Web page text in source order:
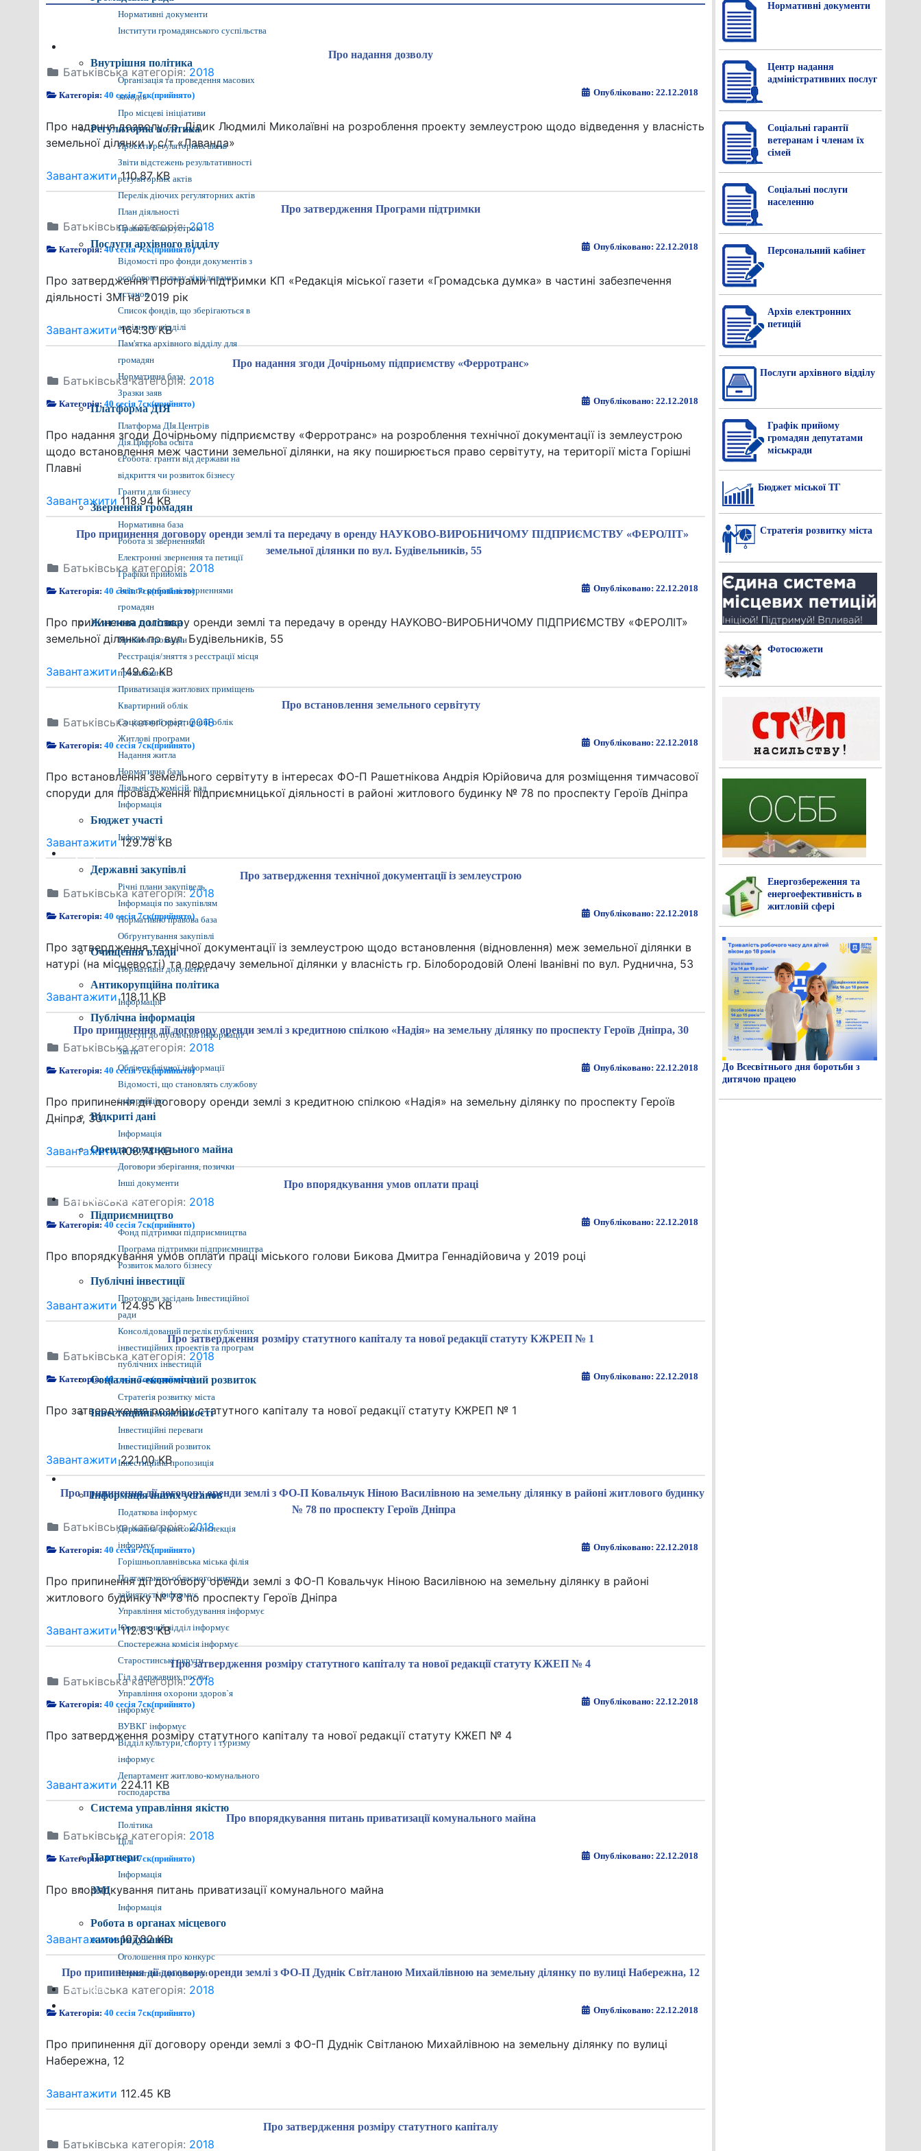
Нормативні документи
Інститути громадянського суспільства
Внутрішня політика
Організація та проведення масових
заходів
Про місцеві ініціативи
Регуляторна політика
Проєкти регуляторних актів
Звіти відстежень результативності
регуляторних актів
Перелік діючих регуляторних актів
План діяльності
Правила благоустрою
Послуги архівного відділу
Відомості про фонди документів з
особового складу ліквідованих
установ
Список фондів, що зберігаються в
архівному відділі
Пам'ятка архівного відділу для
громадян
Нормативна база
Зразки заяв
Платформа ДІЯ
Платформа ДІя.Центрів
Дія.Цифрова освіта
єРобота: гранти від держави на
відкриття чи розвиток бізнесу
Гранти для бізнесу
Звернення громадян
Нормативна база
Робота зі зверненнями
Електронні звернення та петиції
Графіки прийомів
Звіт по роботі зі зверненнями
громадян
Житлова політика
Прийом громадян
Реєстрація/зняття з реєстрації місця
проживання
Приватизація житлових приміщень
Квартирний облік
Соціальний квартирний облік
Житлові програми
Надання житла
Нормативна база
Діяльність комісій, рад
Інформація
Бюджет участі
Інформація
Державні закупівлі
Річні плани закупівель
Інформація по закупівлям
Нормативно правова база
Обґрунтування закупівлі
Очищення влади
Нормативні документи
Антикорупційна політика
Інформація
Публічна інформація
Доступ до публічної інформації
Звіти
Облік публічної інформації
Відомості, що становлять службову
інформацію
Відкриті дані
Інформація
Оренда комунального майна
Договори зберігання, позички
Інші документи
Економіка міста
Підприємництво
Фонд підтримки підприємництва
Програма підтримки підприємництва
Розвиток малого бізнесу
Публічні інвестиції
Протоколи засідань Інвестиційної
ради
Консолідований перелік публічних
інвестиційних проектів та програм
публічних інвестицій
Соціально-економічний розвиток
Стратегія розвитку міста
Інвестиційні можливості
Інвестиційні переваги
Інвестиційний розвиток
Інвестиційна пропозиція
Інформація інших установ
Податкова інформує
Державна фінансова інспекція
інформує
Горішньоплавнівська міська філія
Полтавського обласного центру
зайнятості інформує
Управління містобудування інформує
Юридичний відділ інформує
Спостережна комісія інформує
Старостинські округи
Гід з державних послуг
Управління охорони здоров`я
інформує
ВУВКГ інформує
Відділ культури, спорту і туризму
інформує
Департамент житлово-комунального
господарства
Система управління якістю
Політика
Цілі
Партнери
Інформація
ЗМІ
Інформація
Робота в органах місцевого
самоврядування
Оголошення про конкурс
Нормативні документи
Контакти
Про надання дозволу
Батьківська категорія: 2018
Категорія:40 сесія 7ск(прийнято) Опубліковано: 22.12.2018
Про надання дозволу гр. Дідик Людмилі Миколаївні на розроблення проекту землеустрою щодо відведення у власність
земельної ділянки у с/т «Лаванда»
Завантажити110.87 KB
Про затвердження Програми підтримки
Батьківська категорія:2018
Категорія:40 сесія 7ск(прийнято) Опубліковано: 22.12.2018
Про затвердження Програми підтримки КП «Редакція міської газети «Громадська думка» в частині забезпечення
діяльності ЗМІ на 2019 рік
Завантажити164.30 KB
Про надання згоди Дочірньому підприємству «Ферротранс»
Батьківська категорія: 2018
Категорія:40 сесія 7ск(прийнято) Опубліковано: 22.12.2018
Про надання згоди Дочірньому підприємству «Ферротранс» на розроблення технічної документації із землеустрою
щодо встановлення меж частини земельної ділянки, на яку поширюється право сервітуту, на території міста Горішні
Плавні
Завантажити 118.94 KB
Про припинення договору оренди землі та передачу в оренду НАУКОВО-ВИРОБНИЧОМУ ПІДПРИЄМСТВУ «ФЕРОЛІТ»
земельної ділянки по вул. Будівельників, 55
Батьківська категорія: 2018
Категорія:40 сесія 7ск(прийнято) Опубліковано: 22.12.2018
Про припинення договору оренди землі та передачу в оренду НАУКОВО-ВИРОБНИЧОМУ ПІДПРИЄМСТВУ «ФЕРОЛІТ»
земельної ділянки по вул. Будівельників, 55
Завантажити149.62 KB
Про встановлення земельного сервітуту
Батьківська категорія:2018
Категорія:40 сесія 7ск(прийнято) Опубліковано: 22.12.2018
Про встановлення земельного сервітуту в інтересах ФО-П Рашетнікова Андрія Юрійовича для розміщення тимчасової
споруди для провадження підприємницької діяльності в районі житлового будинку № 78 по проспекту Героїв Дніпра
Завантажити129.78 KB
Про затвердження технічної документації із землеустрою
Батьківська категорія:2018
Категорія:40 сесія 7ск(прийнято) Опубліковано: 22.12.2018
Про затвердження технічної документації із землеустрою щодо встановлення (відновлення) меж земельної ділянки в
натурі (на місцевості) та передачу земельної ділянки у власність гр. Білобородовій Олені Іванівні по вул. Руднична, 53
Завантажити118.11 KB
Про припинення дії договору оренди землі з кредитною спілкою «Надія» на земельну ділянку по проспекту Героїв Дніпра, 30
Батьківська категорія: 2018
Категорія:40 сесія 7ск(прийнято) Опубліковано: 22.12.2018
Про припинення дії договору оренди землі з кредитною спілкою «Надія» на земельну ділянку по проспекту Героїв
Дніпра, 30
Завантажити108.74 KB
Про впорядкування умов оплати праці
Батьківська категорія: 2018
Категорія:40 сесія 7ск(прийнято) Опубліковано: 22.12.2018
Про впорядкування умов оплати праці міського голови Бикова Дмитра Геннадійовича у 2019 році
Завантажити124.95 KB
Про затвердження розміру статутного капіталу та нової редакції статуту КЖРЕП № 1
Батьківська категорія: 2018
Категорія:40 сесія 7ск(прийнято) Опубліковано: 22.12.2018
Про затвердження розміру статутного капіталу та нової редакції статуту КЖРЕП № 1
Завантажити221.00 KB
Про припинення дії договору оренди землі з ФО-П Ковальчук Ніною Василівною на земельну ділянку в районі житлового будинку
№ 78 по проспекту Героїв Дніпра
Батьківська категорія:2018
Категорія:40 сесія 7ск(прийнято) Опубліковано: 22.12.2018
Про припинення дії договору оренди землі з ФО-П Ковальчук Ніною Василівною на земельну ділянку в районі
житлового будинку № 78 по проспекту Героїв Дніпра
Завантажити112.83 KB
Про затвердження розміру статутного капіталу та нової редакції статуту КЖЕП № 4
Батьківська категорія:2018
Категорія:40 сесія 7ск(прийнято) Опубліковано: 22.12.2018
Про затвердження розміру статутного капіталу та нової редакції статуту КЖЕП № 4
Завантажити224.11 KB
Про впорядкування питань приватизації комунального майна
Батьківська категорія: 2018
Категорія:40 сесія 7ск(прийнято) Опубліковано: 22.12.2018
Про впорядкування питань приватизації комунального майна
Завантажити107.82 KB
Про припинення дії договору оренди землі з ФО-П Дуднік Світланою Михайлівною на земельну ділянку по вулиці Набережна, 12
Батьківська категорія: 2018
Категорія:40 сесія 7ск(прийнято) Опубліковано: 22.12.2018
Про припинення дії договору оренди землі з ФО-П Дуднік Світланою Михайлівною на земельну ділянку по вулиці
Набережна, 12
Завантажити 112.45 KB
Про затвердження розміру статутного капіталу
Батьківська категорія: 2018
Нормативнi документи
Центр надання
адміністративних послуг
Соціальні гарантії
ветеранам і членам їх
сімей
Соціальні послуги
населенню
Персональний кабінет
Архів електронних
петицій
Послуги архівного відділу
Графік прийому
громадян депутатами
міськради
Бюджет міської ТГ
Стратегія розвитку міста
Фотосюжети
Енергозбереження та
енергоефективність в
житловій сфері
До Всесвітнього дня боротьби з
дитячою працею